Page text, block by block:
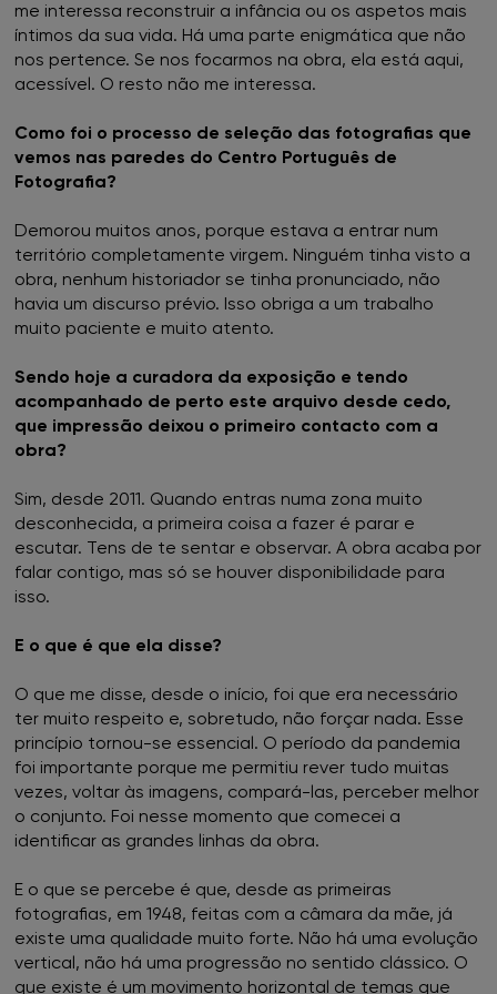
FNAC Évora
FNAC Faro
FNAC Guimarães
FNAC IST
FNAC Leiria
FNAC Madeira
FNAC NorteShopping
FNAC Penafiel
FNAC Setúbal
FNAC Sintra
FNAC Torres Novas
FNAC UBBO
me interessa reconstruir a infância ou os aspetos mais
íntimos da sua vida. Há uma parte enigmática que não
nos pertence. Se nos focarmos na obra, ela está aqui,
acessível. O resto não me interessa.
Como foi o processo de seleção das fotografias que
vemos nas paredes do Centro Português de
Fotografia?
Demorou muitos anos, porque estava a entrar num
território completamente virgem. Ninguém tinha visto a
obra, nenhum historiador se tinha pronunciado, não
havia um discurso prévio. Isso obriga a um trabalho
muito paciente e muito atento.
Sendo hoje a curadora da exposição e tendo
acompanhado de perto este arquivo desde cedo,
que impressão deixou o primeiro contacto com a
obra?
Sim, desde 2011. Quando entras numa zona muito
desconhecida, a primeira coisa a fazer é parar e
escutar. Tens de te sentar e observar. A obra acaba por
falar contigo, mas só se houver disponibilidade para
isso.
E o que é que ela disse?
O que me disse, desde o início, foi que era necessário
ter muito respeito e, sobretudo, não forçar nada. Esse
princípio tornou-se essencial. O período da pandemia
foi importante porque me permitiu rever tudo muitas
vezes, voltar às imagens, compará-las, perceber melhor
o conjunto. Foi nesse momento que comecei a
identificar as grandes linhas da obra.
E o que se percebe é que, desde as primeiras
fotografias, em 1948, feitas com a câmara da mãe, já
existe uma qualidade muito forte. Não há uma evolução
vertical, não há uma progressão no sentido clássico. O
que existe é um movimento horizontal de temas que